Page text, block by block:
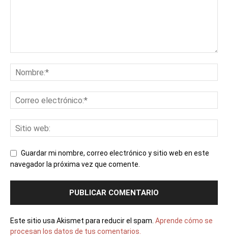
Guardar mi nombre, correo electrónico y sitio web en este
navegador la próxima vez que comente.
Este sitio usa Akismet para reducir el spam. Aprende cómo se
procesan los datos de tus comentarios.